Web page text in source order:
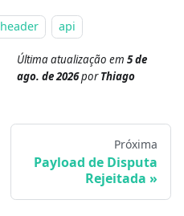
header api
Última atualização em 5 de
ago. de 2026porThiago
Próxima
Payload de Disputa
Rejeitada